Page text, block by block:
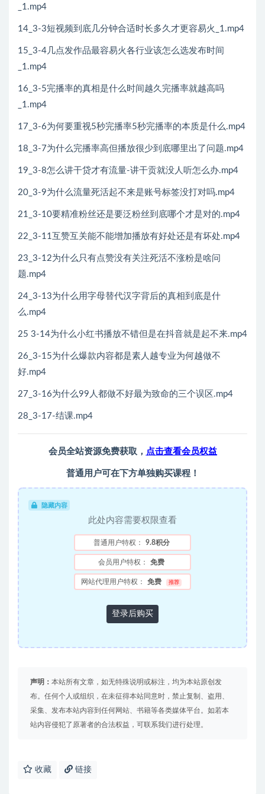
_1.mp4
14_3-3短视频到底几分钟合适时长多久才更容易火_1.mp4
15_3-4几点发作品最容易火各行业该怎么选发布时间
_1.mp4
16_3-5完播率的真相是什么时间越久完播率就越高吗
_1.mp4
17_3-6为何要重视5秒完播率5秒完播率的本质是什么.mp4
18_3-7为什么完播率高但播放很少到底哪里出了问题.mp4
19_3-8怎么讲干贷才有流量-讲干贡就没人听怎么办.mp4
20_3-9为什么流量死活起不来是账号标签没打对吗.mp4
21_3-10要精准粉丝还是要泛粉丝到底哪个才是对的.mp4
22_3-11互赞互关能不能增加播放有好处还是有坏处.mp4
23_3-12为什么只有点赞没有关注死活不涨粉是啥问
题.mp4
24_3-13为什么用字母替代汉字背后的真相到底是什
么.mp4
25 3-14为什么小红书播放不错但是在抖音就是起不来.mp4
26_3-15为什么爆款内容都是素人越专业为何越做不
好.mp4
27_3-16为什么99人都做不好最为致命的三个误区.mp4
28_3-17-结课.mp4
会员全站资源免费获取， 点击查看会员权益
普通用户可在下方单独购买课程！
隐藏内容
此处内容需要权限查看
普通用户特权： 9.8积分
会员用户特权： 免费
网站代理用户特权： 免费 推荐
登录后购买
声明： 本站所有文章，如无特殊说明或标注，均为本站原创发
布。任何个人或组织，在未征得本站同意时，禁止复制、盗用、
采集、发布本站内容到任何网站、书籍等各类媒体平台。如若本
站内容侵犯了原著者的合法权益，可联系我们进行处理。
收藏 链接